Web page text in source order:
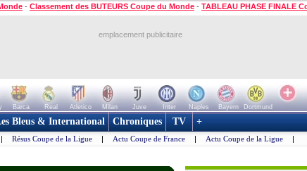
- Classement des BUTEURS Coupe du Monde - TABLEAU PHASE FINALE
emplacement publicitaire
Barca Real Atletico Milan Juve Inter Naples Bayern
Dortmund
Bleus & International Chroniques TV +
| Résus Coupe de la Ligue | Actu Coupe de France | Actu Coupe de la Ligue |